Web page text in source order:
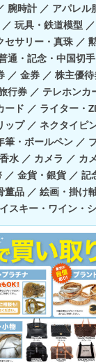
腕時計 ／ アパレル
玩具・鉄道模型
セサリー・真珠 ／
通・記念・中国切
／ 金券 ／ 株主優
行券 ／ テレホンカ
ード ／ ライター・
ップ ／ ネクタイピ
筆・ボールペン ／
水 ／ カメラ ／ カ
／ 金貨・銀貨 ／ 記
董品 ／ 絵画・掛け
スキー・ワイン・